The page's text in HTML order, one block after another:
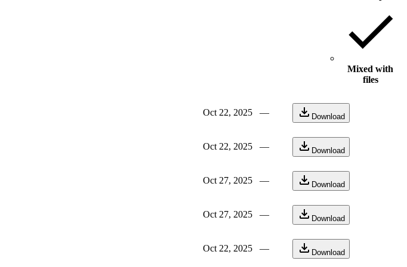
Mixed with
files
Oct 22, 2025 — Download
Oct 22, 2025 — Download
Oct 27, 2025 — Download
Oct 27, 2025 — Download
Oct 22, 2025 — Download